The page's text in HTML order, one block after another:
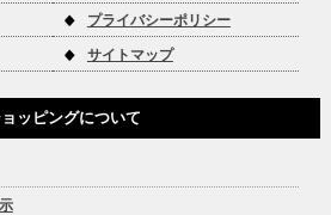
プライバシーポリシー
サイトマップ
ッピングについて